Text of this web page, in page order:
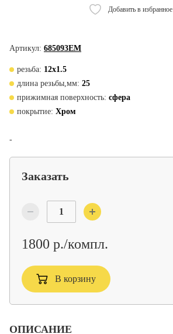
Добавить в избранное
Артикул: 685093ЕМ
резьба: 12х1.5
длина резьбы,мм: 25
прижимная поверхность: сфера
покрытие: Хром
-
Заказать
1800 р./компл.
В корзину
ОПИСАНИЕ